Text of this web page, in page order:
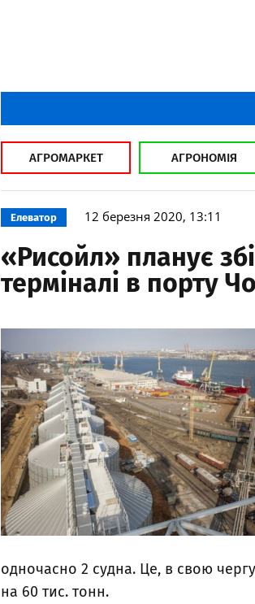
АГРОМАРКЕТ АГРОНОМІЯ
Елеватор 12 березня 2020, 13:11
«Рисойл» планує
терміналі в порту
одночасно 2 судна. Це, в свою
на 60 тис. тонн.